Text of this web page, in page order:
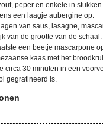
peper en enkele in
een laagje aubergine op.
van saus, lasagne,
van de grootte van de schaal.
een beetje mascarpone
kaas met het
circa 30 minuten in een
gegratineerd is.